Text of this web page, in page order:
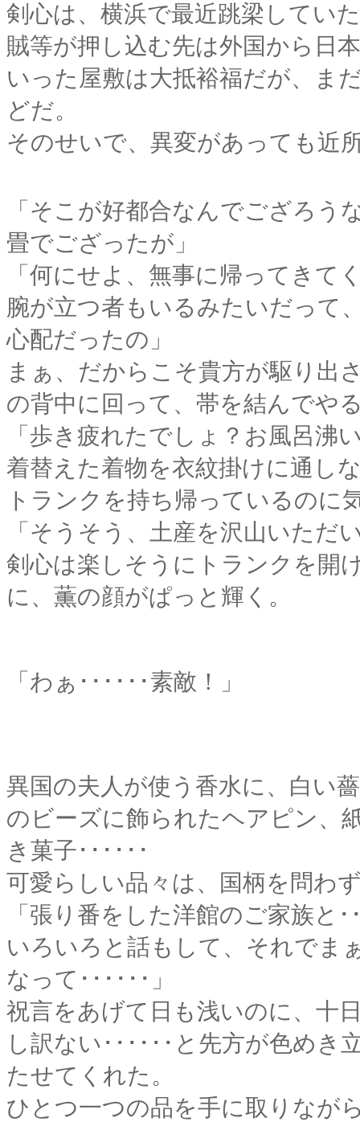
剣心は、横浜で最近跳梁してい
賊等が押し込む先は外国から日
いった屋敷は大抵裕福だが、ま
どだ。
そのせいで、異変があっても近
「そこが好都合なんでござろう
畳でござったが」
「何にせよ、無事に帰ってきて
腕が立つ者もいるみたいだって
心配だったの」
まぁ、だからこそ貴方が駆り出
の背中に回って、帯を結んでや
「歩き疲れたでしょ？お風呂沸
着替えた着物を衣紋掛けに通し
トランクを持ち帰っているのに
「そうそう、土産を沢山いただ
剣心は楽しそうにトランクを開
に、薫の顔がぱっと輝く。
「わぁ･･････素敵！」
異国の夫人が使う香水に、白い
のビーズに飾られたヘアピン、
き菓子･･････
可愛らしい品々は、国柄を問わ
「張り番をした洋館のご家族と
いろいろと話もして、それでま
なって･･････」
祝言をあげて日も浅いのに、十
し訳ない･･････と先方が色めき
たせてくれた。
ひとつ一つの品を手に取りなが